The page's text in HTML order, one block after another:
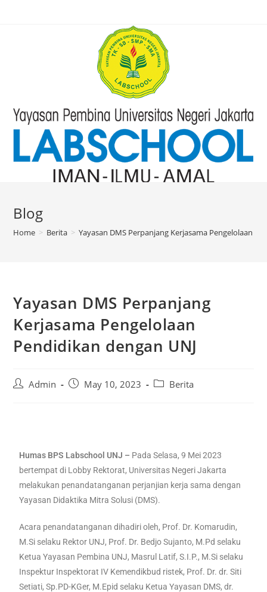
Blog
Home > Berita > Yayasan DMS Perpanjang Kerjasama Pengelolaan
Yayasan DMS Perpanjang
Kerjasama Pengelolaan
Pendidikan dengan UNJ
Admin May 10, 2023 Berita
Humas BPS Labschool UNJ – Pada Selasa, 9 Mei 2023
bertempat di Lobby Rektorat, Universitas Negeri Jakarta
melakukan penandatanganan perjanjian kerja sama dengan
Yayasan Didaktika Mitra Solusi (DMS).
Acara penandatanganan dihadiri oleh, Prof. Dr. Komarudin,
M.Si selaku Rektor UNJ, Prof. Dr. Bedjo Sujanto, M.Pd selaku
Ketua Yayasan Pembina UNJ, Masrul Latif, S.I.P., M.Si selaku
Inspektur Inspektorat IV Kemendikbud ristek, Prof. Dr. dr. Siti
Setiati, Sp.PD-KGer, M.Epid selaku Ketua Yayasan DMS, dr.